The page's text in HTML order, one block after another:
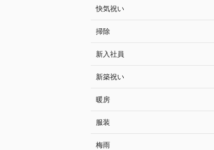
快気祝い
掃除
新入社員
新築祝い
暖房
服装
梅雨